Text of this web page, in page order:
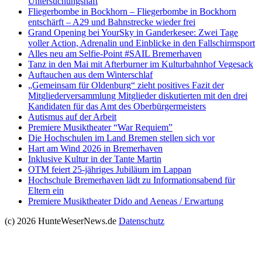
Fliegerbombe in Bockhorn – Fliegerbombe in Bockhorn
entschärft – A29 und Bahnstrecke wieder frei
Grand Opening bei YourSky in Ganderkesee: Zwei Tage
voller Action, Adrenalin und Einblicke in den Fallschirmsport
Alles neu am Selfie-Point #SAIL Bremerhaven
Tanz in den Mai mit Afterburner im Kulturbahnhof Vegesack
Auftauchen aus dem Winterschlaf
„Gemeinsam für Oldenburg“ zieht positives Fazit der
Mitgliederversammlung Mitglieder diskutierten mit den drei
Kandidaten für das Amt des Oberbürgermeisters
Autismus auf der Arbeit
Premiere Musiktheater “War Requiem”
Die Hochschulen im Land Bremen stellen sich vor
Hart am Wind 2026 in Bremerhaven
Inklusive Kultur in der Tante Martin
OTM feiert 25-jähriges Jubiläum im Lappan
Hochschule Bremerhaven lädt zu Informationsabend für
Eltern ein
Premiere Musiktheater Dido and Aeneas / Erwartung
(c) 2026 HunteWeserNews.de Datenschutz